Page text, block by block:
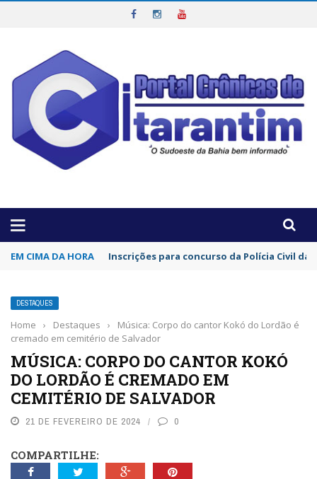
EM CIMA DA HORA Inscrições para concurso da Polícia Civil da
DESTAQUES
Home › Destaques ›
Música: Corpo do cantor Kokó do Lordão é
cremado em cemitério de Salvador
MÚSICA: CORPO DO CANTOR KOKÓ
DO LORDÃO É CREMADO EM
CEMITÉRIO DE SALVADOR
21 DE FEVEREIRO DE 2024 0
COMPARTILHE: